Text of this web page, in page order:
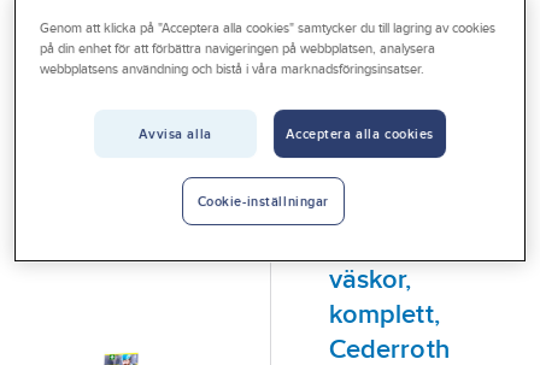
Kampanjer
Outlet
Gelia Produkter Gelia Personligt skydd
Första Hjälpen
Golvdisplay
med Första
väskor,
komplett,
Cederroth
Genom att klicka på "Acceptera alla cookies" samtycker du till lagring av cookies
på din enhet för att förbättra navigeringen på webbplatsen, analysera
webbplatsens användning och bistå i våra marknadsföringsinsatser.
Avvisa alla Acceptera alla cookies
Cookie-inställningar